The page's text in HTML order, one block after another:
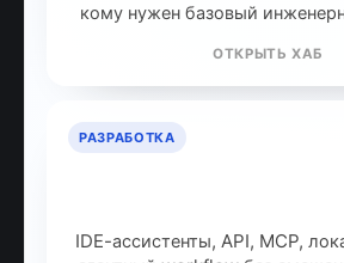
кому нужен базовый
ОТКРЫТЬ ХАБ
РАЗРАБОТКА
IDE-ассистенты, API, MCP,